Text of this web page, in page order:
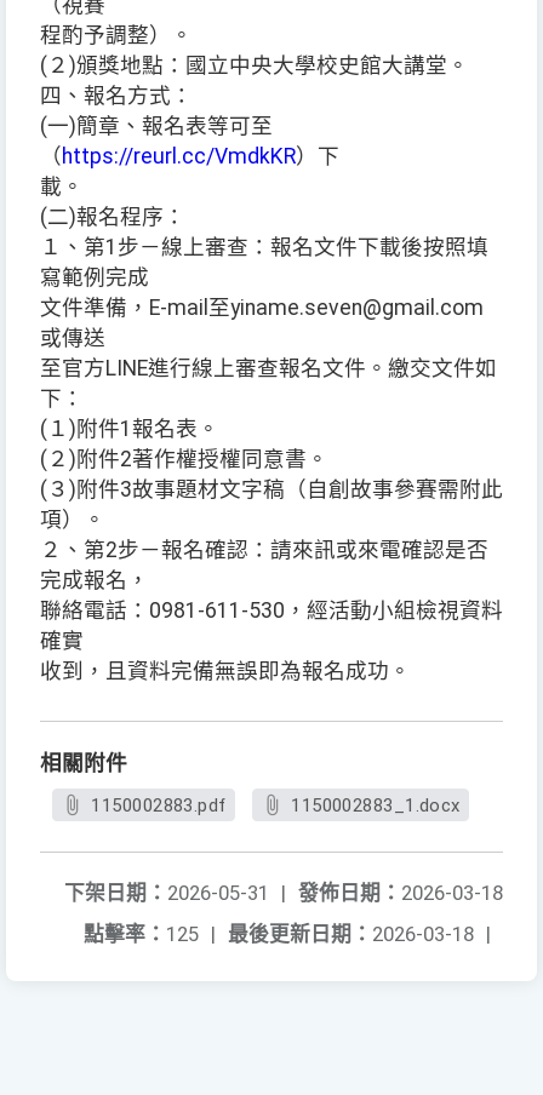
（視賽
程酌予調整）。
(２)頒獎地點：國立中央大學校史館大講堂。
四、報名方式：
(一)簡章、報名表等可至
（ https://reurl.cc/VmdkKR）下
載。
(二)報名程序：
１、第1步－線上審查：報名文件下載後按照填
寫範例完成
文件準備，E-mail至yiname.seven@gmail.com
或傳送
至官方LINE進行線上審查報名文件。繳交文件如
下：
(１)附件1報名表。
(２)附件2著作權授權同意書。
(３)附件3故事題材文字稿（自創故事參賽需附此
項）。
２、第2步－報名確認：請來訊或來電確認是否
完成報名，
聯絡電話：0981-611-530，經活動小組檢視資料
確實
收到，且資料完備無誤即為報名成功。
相關附件
1150002883.pdf 1150002883_1.docx
發佈日期： 2026-03-18
下架日期： 2026-05-31
|
最後更新日期： 2026-03-18 |
點擊率： 125 |